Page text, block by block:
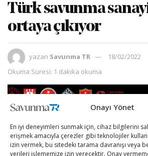
Onayı Yönet
En iyi deneyimleri sunmak için, cihaz bilgilerini
erişmek amacıyla çerezler gibi teknolojiler
izin vermek, bu sitedeki tarama davranışı veya
verileri işlememize izin verecektir. Onay
Türk savunma
ortaya çıkıyor
yazan Savunma TR
18/02/2022
Okuma Süresi: 1 dakika okuma